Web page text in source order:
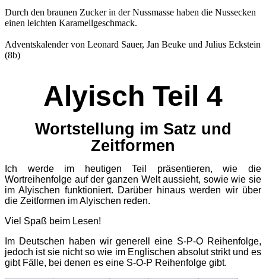
Durch den braunen Zucker in der Nussmasse haben die Nussecken
einen leichten Karamellgeschmack.
Adventskalender von Leonard Sauer, Jan Beuke und Julius Eckstein
(8b)
Alyisch Teil 4
Wortstellung im Satz und
Zeitformen
Ich werde im heutigen Teil präsentieren, wie die
Wortreihenfolge auf der ganzen Welt aussieht, sowie wie sie
im Alyischen funktioniert. Darüber hinaus werden wir über
die Zeitformen im Alyischen reden.
Viel Spaß beim Lesen!
Im Deutschen haben wir generell eine S-P-O Reihenfolge,
jedoch ist sie nicht so wie im Englischen absolut strikt und es
gibt Fälle, bei denen es eine S-O-P Reihenfolge gibt.